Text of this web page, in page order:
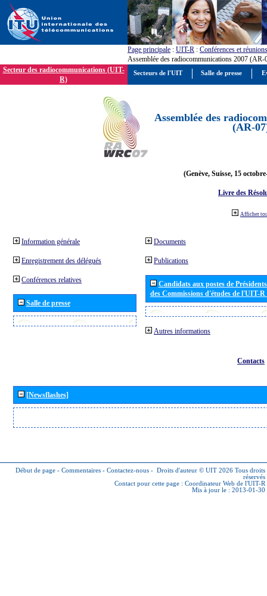
Page principale : UIT-R : Conférences et réunions
Assemblée des radiocommunications 2007 (AR-
Secteur des radiocommunications (UIT-
R)
Assemblée des
(AR-
(Genève, Suisse, 15
Livre des
Afficher
Information générale
Enregistrement des délégués
Conférences relatives
Salle de presse
Documents
Publications
Candidats aux postes de
des Commissions d'études de l'UIT-
Autres informations
Contacts
[Newsflashes]
Début de page - Commentaires - Contactez-nous - Droits d'auteur © UIT 2026 Tous droits
réservés
Contact pour cette page : Coordinateur Web de l'UIT-R
Mis à jour le : 2013-01-30
Secteurs de l'UIT Salle de presse